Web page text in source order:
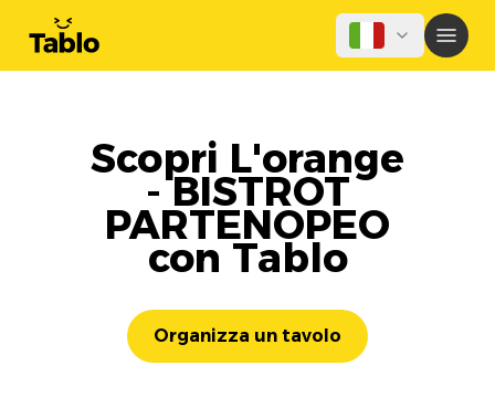
Scopri L'orange
- BISTROT
PARTENOPEO
con Tablo
Organizza un tavolo